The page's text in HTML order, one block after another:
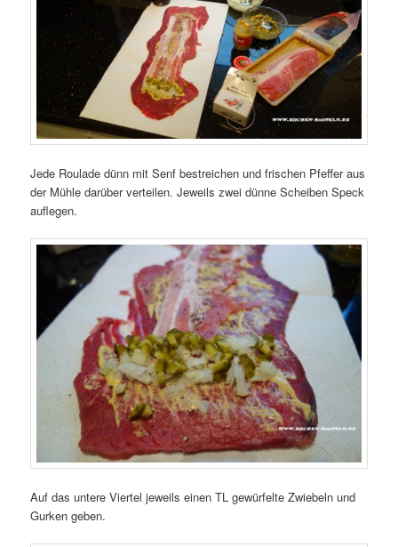
Jede Roulade dünn mit Senf bestreichen und frischen Pfeffer aus
der Mühle darüber verteilen. Jeweils zwei dünne Scheiben Speck
auflegen.
Auf das untere Viertel jeweils einen TL gewürfelte Zwiebeln und
Gurken geben.